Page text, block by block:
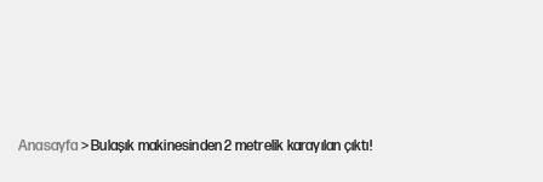
Anasayfa > Bulaşık makinesinden 2 metrelik karayılan çıktı!